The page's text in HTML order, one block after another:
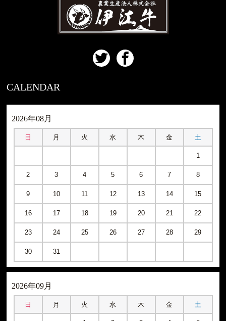
CALENDAR
2026年08月
日 月 火 水 木 金 土
1
2 3 4 5 6 7 8
9 10 11 12 13 14 15
16 17 18 19 20 21 22
23 24 25 26 27 28 29
30 31
2026年09月
日 月 火 水 木 金 土